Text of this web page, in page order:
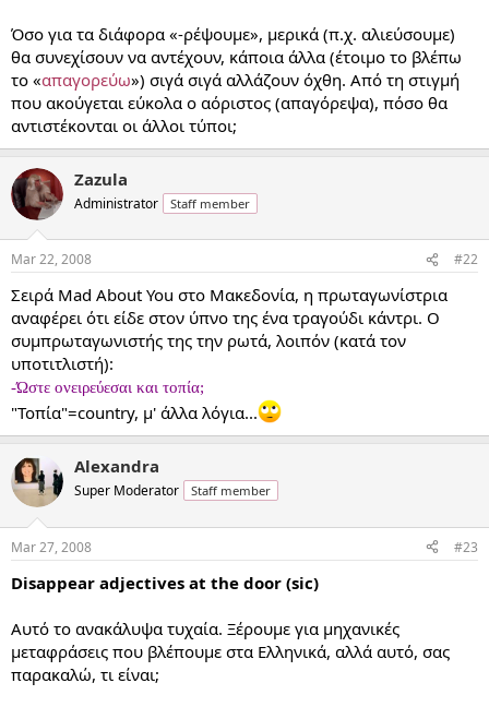
Όσο για τα διάφορα «-ρέψουμε», μερικά (π.χ. αλιεύσουμε)
θα συνεχίσουν να αντέχουν, κάποια άλλα (έτοιμο το βλέπω
το «απαγορεύω») σιγά σιγά αλλάζουν όχθη. Από τη στιγμή
που ακούγεται εύκολα ο αόριστος (απαγόρεψα), πόσο θα
αντιστέκονται οι άλλοι τύποι;
Zazula
Administrator Staff member
Mar 22, 2008 #22
Σειρά Mad About You στο Μακεδονία, η πρωταγωνίστρια
αναφέρει ότι είδε στον ύπνο της ένα τραγούδι κάντρι. Ο
συμπρωταγωνιστής της την ρωτά, λοιπόν (κατά τον
υποτιτλιστή):
-Ώστε ονειρεύεσαι και τοπία;
"Τοπία"=country, μ' άλλα λόγια...
Alexandra
Super Moderator Staff member
Mar 27, 2008 #23
Disappear adjectives at the door (sic)
Αυτό το ανακάλυψα τυχαία. Ξέρουμε για μηχανικές
μεταφράσεις που βλέπουμε στα Ελληνικά, αλλά αυτό, σας
παρακαλώ, τι είναι;